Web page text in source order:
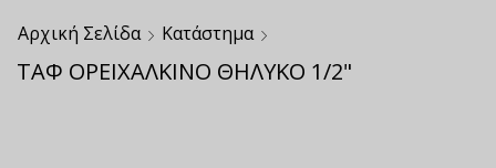
Αρχική Σελίδα Κατάστημα
ΤΑΦ ΟΡΕΙΧΑΛΚΙΝΟ ΘΗΛΥΚΟ 1/2"